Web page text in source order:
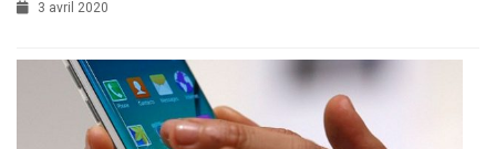
3 avril 2020